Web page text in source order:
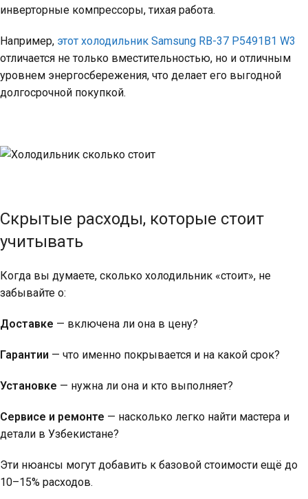
инверторные компрессоры, тихая работа.
Например, этот холодильник Samsung RB-37 P5491B1 W3
отличается не только вместительностью, но и отличным
уровнем энергосбережения, что делает его выгодной
долгосрочной покупкой.
Скрытые расходы, которые стоит
учитывать
Когда вы думаете, сколько холодильник «стоит», не
забывайте о:
Доставке — включена ли она в цену?
Гарантии — что именно покрывается и на какой срок?
Установке — нужна ли она и кто выполняет?
Сервисе и ремонте — насколько легко найти мастера и
детали в Узбекистане?
Эти нюансы могут добавить к базовой стоимости ещё до
10–15% расходов.